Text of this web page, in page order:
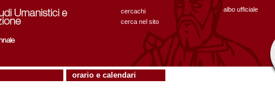
albo ufficiale
cercachi
cerca nel sito
orario e calendari